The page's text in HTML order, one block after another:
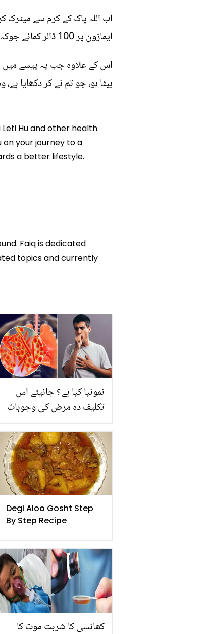
اب اللہ پاک کے کرم سے میٹرک
ایمازون پر 100 ڈالر کمائے جوکہ پاکستانی روپوں میں 22 ہزار بنتے ہیں۔
اس کے علاوہ جب یہ پیسے میں
بیٹا ہو، جو تم نے کر دکھایا ہے،
Hu and other health
on your journey to a
a better lifestyle.
Faiq is dedicated
topics and currently
نمونیا کیا ہے؟ جانیئے اس
تکلیف دہ مرض کی وجوہات
Degi Aloo Gosht Step
By Step Recipe
کھانسی کا شربت موت کا